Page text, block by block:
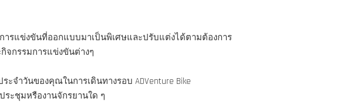
ารแข่งขันที่ออกแบบมาเป็นพิเศษและปรับแต่งได้ตามต้องการ
กิจกรรมการแข่งขันต่างๆ
ำวันของคุณในการเดินทางรอบ ADVenture Bike
ะชุมหรืองานจักรยานใด ๆ